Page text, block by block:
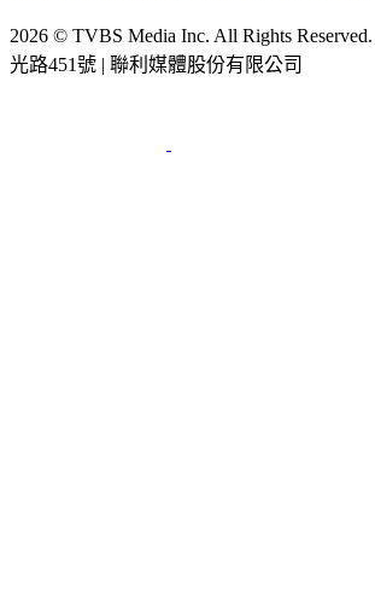
2026 © TVBS Media Inc. All Rights
光路451號 | 聯利媒體股份有限公司